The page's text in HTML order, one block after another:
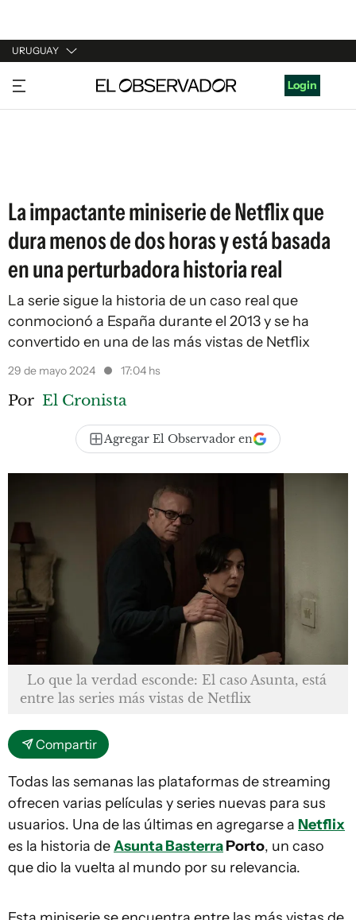
URUGUAY
URUGUAY
ARGENTINA
Login
La impactante miniserie de Netflix que
dura menos de dos horas y está basada
en una perturbadora historia real
La serie sigue la historia de un caso real que
conmocionó a España durante el 2013 y se ha
convertido en una de las más vistas de Netflix
29 de mayo 2024 17:04 hs
Por El Cronista
Agregar El Observador en
Lo que la verdad esconde: El caso Asunta, está
entre las series más vistas de Netflix
Compartir
Todas las semanas las plataformas de streaming
ofrecen varias películas y series nuevas para sus
usuarios. Una de las últimas en agregarse a Netflix
es la historia deAsunta BasterraPorto, un caso
que dio la vuelta al mundo por su relevancia.